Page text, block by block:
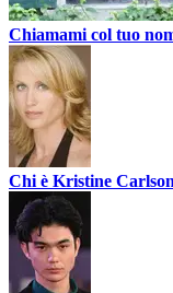
Chiamami col tuo
Chi è Kristine